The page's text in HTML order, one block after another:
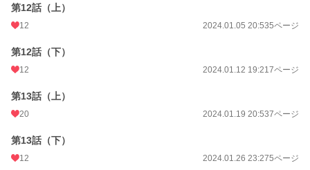
第12話（上）
12 2024.01.05 20:535ページ
第12話（下）
12 2024.01.12 19:217ページ
第13話（上）
20 2024.01.19 20:537ページ
第13話（下）
12 2024.01.26 23:275ページ